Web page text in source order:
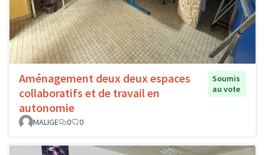
Aménagement deux deux espaces
collaboratifs et de travail en
autonomie
Soumis
au vote
MALIGE 0 0